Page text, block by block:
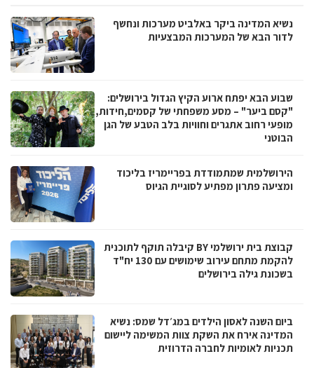
נשיא המדינה ביקר באלביט מערכות ונחשף
לדור הבא של המערכות המבצעיות
שבוע הבא יפתח ארוע הקיץ הגדול בירושלים:
"קסם ביער" – מסע משפחתי של קסמים,חידות,
מופעי רחוב אתגרים וחוויות בלב הטבע של הגן
הבוטני
הירושלמית שמתמודדת בפריימריז בליכוד
ומציעה פתרון מפתיע לסוגיית הגיוס
קבוצת בית ירושלמי BY קיבלה תוקף לתוכנית
להקמת מתחם עירוב שימושים עם 130 יח"ד
בשכונת גילה בירושלים
ביום השנה לאסון הילדים במג׳דל שמס: נשיא
המדינה אירח את השקת צוות המשימה ליישום
תכניות לאומיות לחברה הדרוזית